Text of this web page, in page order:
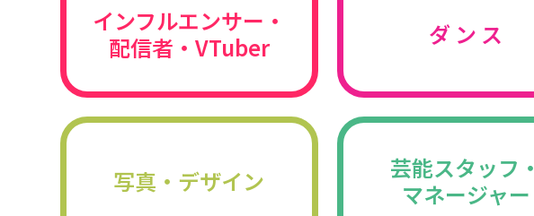
インフルエンサー・
配信者・VTuber
ダ ン ス
写真・デザイン
芸能スタッフ・
マネージャー